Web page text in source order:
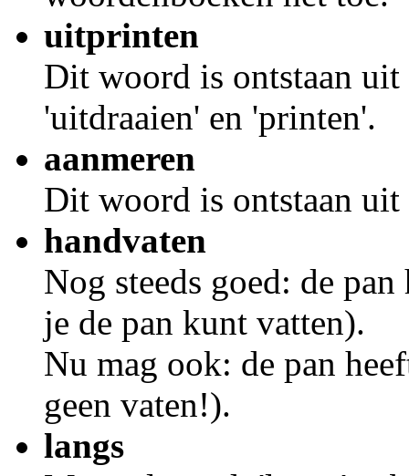
uitprinten
Dit woord is ontstaan uit
'uitdraaien' en 'printen'.
aanmeren
Dit woord is ontstaan uit
handvaten
Nog steeds goed: de
je de pan kunt vatten).
Nu mag ook: de pan
geen vaten!).
langs